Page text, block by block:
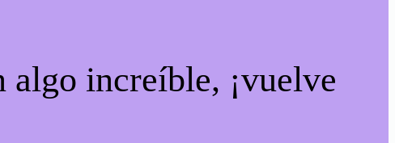
algo increíble, ¡vuelve